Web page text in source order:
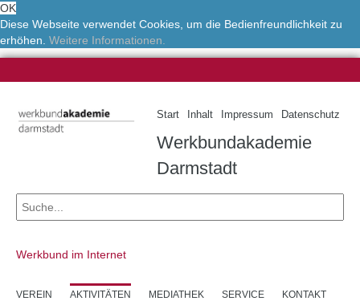
OK
Diese Webseite verwendet Cookies, um die Bedienfreundlichkeit zu
erhöhen. Weitere Informationen.
Start Inhalt Impressum Datenschutz
Werkbundakademie
Darmstadt
Werkbund im Internet
VEREIN AKTIVITÄTEN MEDIATHEK SERVICE KONTAKT